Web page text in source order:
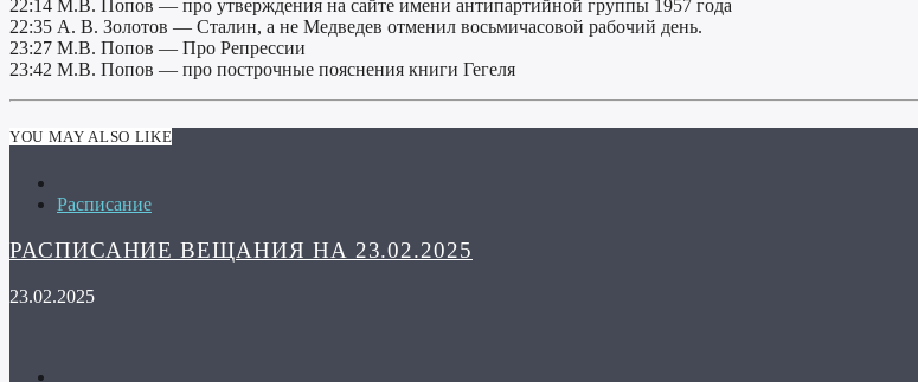
22:14 М.В. Попов — про утверждения на сайте имени антипартийной группы 1957 года
22:35 А. В. Золотов — Сталин, а не Медведев отменил восьмичасовой рабочий день.
23:27 М.В. Попов — Про Репрессии
23:42 М.В. Попов — про построчные пояснения книги Гегеля
YOU MAY ALSO LIKE
Расписание
РАСПИСАНИЕ ВЕЩАНИЯ НА 23.02.2025
23.02.2025